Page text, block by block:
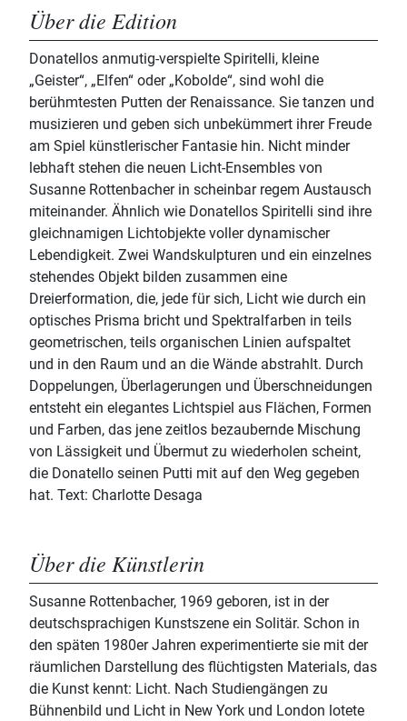
Über die Edition
Donatellos anmutig-verspielte Spiritelli, kleine
„Geister“, „Elfen“ oder „Kobolde“, sind wohl die
berühmtesten Putten der Renaissance. Sie tanzen und
musizieren und geben sich unbekümmert ihrer Freude
am Spiel künstlerischer Fantasie hin. Nicht minder
lebhaft stehen die neuen Licht-Ensembles von
Susanne Rottenbacher in scheinbar regem Austausch
miteinander. Ähnlich wie Donatellos Spiritelli sind ihre
gleichnamigen Lichtobjekte voller dynamischer
Lebendigkeit. Zwei Wandskulpturen und ein einzelnes
stehendes Objekt bilden zusammen eine
Dreierformation, die, jede für sich, Licht wie durch ein
optisches Prisma bricht und Spektralfarben in teils
geometrischen, teils organischen Linien aufspaltet
und in den Raum und an die Wände abstrahlt. Durch
Doppelungen, Überlagerungen und Überschneidungen
entsteht ein elegantes Lichtspiel aus Flächen, Formen
und Farben, das jene zeitlos bezaubernde Mischung
von Lässigkeit und Übermut zu wiederholen scheint,
die Donatello seinen Putti mit auf den Weg gegeben
hat. Text: Charlotte Desaga
Über die Künstlerin
Susanne Rottenbacher, 1969 geboren, ist in der
deutschsprachigen Kunstszene ein Solitär. Schon in
den späten 1980er Jahren experimentierte sie mit der
räumlichen Darstellung des flüchtigsten Materials, das
die Kunst kennt: Licht. Nach Studiengängen zu
Bühnenbild und Licht in New York und London lotete